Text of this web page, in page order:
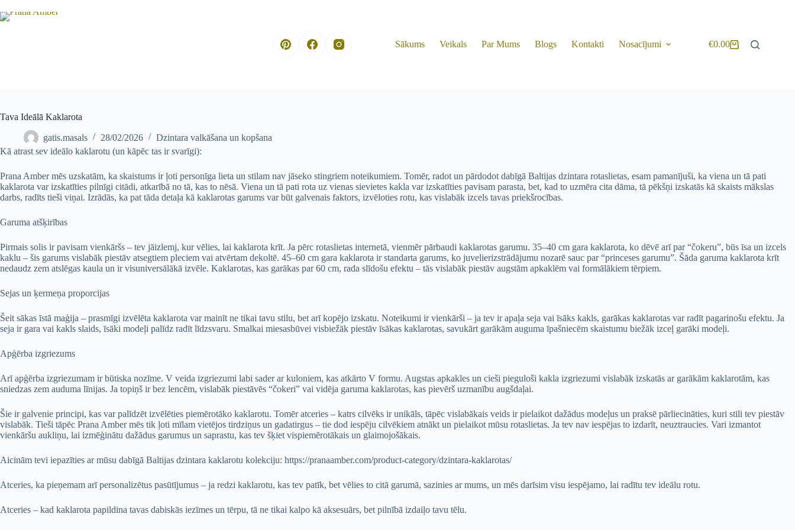
Sākums Veikals Par Mums Blogs Kontakti Nosacījumi €0.00
Tava Ideālā Kaklarota
gatis.masals 28/02/2026
Dzintara valkāšana un kopšana
Kā atrast sev ideālo kaklarotu (un kāpēc tas ir svarīgi):
Prana Amber mēs uzskatām, ka skaistums ir ļoti personīga lieta un stilam nav jāseko stingriem noteikumiem. Tomēr, radot un pārdodot dabīgā Baltijas dzintara rotaslietas, esam pamanījuši, ka viena un tā pati
kaklarota var izskatīties pilnīgi citādi, atkarībā no tā, kas to nēsā. Viena un tā pati rota uz vienas sievietes kakla var izskatīties pavisam parasta, bet, kad to uzmēra cita dāma, tā pēkšņi izskatās kā skaists mākslas
darbs, radīts tieši viņai. Izrādās, ka pat tāda detaļa kā kaklarotas garums var būt galvenais faktors, izvēloties rotu, kas vislabāk izcels tavas priekšrocības.
Garuma atšķirības
Pirmais solis ir pavisam vienkāršs – tev jāizlemj, kur vēlies, lai kaklarota krīt. Ja pērc rotaslietas internetā, vienmēr pārbaudi kaklarotas garumu. 35–40 cm gara kaklarota, ko dēvē arī par “čokeru”, būs īsa un izcels
kaklu – šis garums vislabāk piestāv atsegtiem pleciem vai atvērtam dekoltē. 45–60 cm gara kaklarota ir standarta garums, ko juvelierizstrādājumu nozarē sauc par “princeses garumu”. Šāda garuma kaklarota krīt
nedaudz zem atslēgas kaula un ir visuniversālākā izvēle. Kaklarotas, kas garākas par 60 cm, rada slīdošu efektu – tās vislabāk piestāv augstām apkaklēm vai formālākiem tērpiem.
Sejas un ķermeņa proporcijas
Šeit sākas īstā maģija – prasmīgi izvēlēta kaklarota var mainīt ne tikai tavu stilu, bet arī kopējo izskatu. Noteikumi ir vienkārši – ja tev ir apaļa seja vai īsāks kakls, garākas kaklarotas var radīt pagarinošu efektu. Ja
seja ir gara vai kakls slaids, īsāki modeļi palīdz radīt līdzsvaru. Smalkai miesasbūvei visbiežāk piestāv īsākas kaklarotas, savukārt garākām auguma īpašniecēm skaistumu biežāk izceļ garāki modeļi.
Apģērba izgriezums
Arī apģērba izgriezumam ir būtiska nozīme. V veida izgriezumi labi sader ar kuloniem, kas atkārto V formu. Augstas apkakles un cieši pieguloši kakla izgriezumi vislabāk izskatās ar garākām kaklarotām, kas
sniedzas zem auduma līnijas. Ja topiņš ir bez lencēm, vislabāk piestāvēs “čokeri” vai vidēja garuma kaklarotas, kas pievērš uzmanību augšdaļai.
Šie ir galvenie principi, kas var palīdzēt izvēlēties piemērotāko kaklarotu. Tomēr atceries – katrs cilvēks ir unikāls, tāpēc vislabākais veids ir pielaikot dažādus modeļus un praksē pārliecināties, kuri stili tev piestāv
vislabāk. Tieši tāpēc Prana Amber mēs tik ļoti mīlam vietējos tirdziņus un gadatirgus – tie dod iespēju cilvēkiem atnākt un pielaikot mūsu rotaslietas. Ja tev nav iespējas to izdarīt, neuztraucies. Vari izmantot
vienkāršu aukliņu, lai izmēģinātu dažādus garumus un saprastu, kas tev šķiet vispiemērotākais un glaimojošākais.
Aicinām tevi iepazīties ar mūsu dabīgā Baltijas dzintara kaklarotu kolekciju: https://pranaamber.com/product-category/dzintara-kaklarotas/
Atceries, ka pieņemam arī personalizētus pasūtījumus – ja redzi kaklarotu, kas tev patīk, bet vēlies to citā garumā, sazinies ar mums, un mēs darīsim visu iespējamo, lai radītu tev ideālu rotu.
Atceries – kad kaklarota papildina tavas dabiskās iezīmes un tērpu, tā ne tikai kalpo kā aksesuārs, bet pilnībā izdaiļo tavu tēlu.